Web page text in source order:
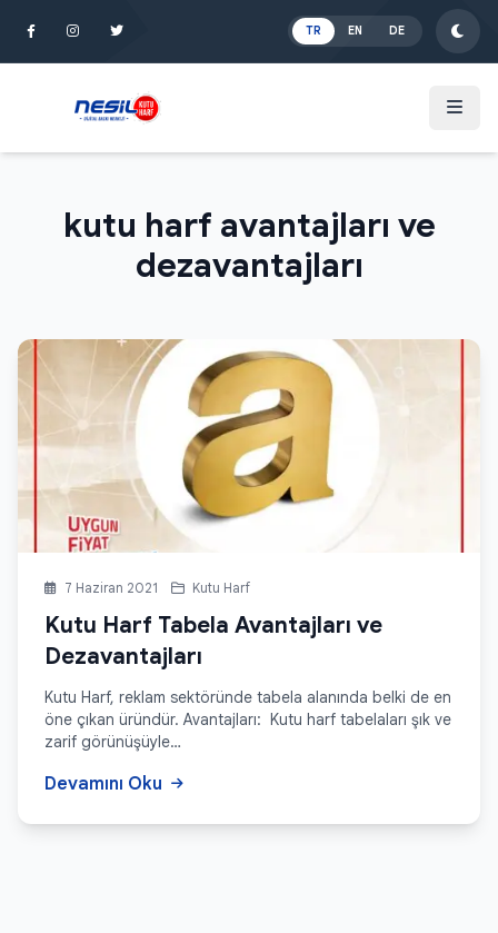
TR EN DE
kutu harf avantajları ve
dezavantajları
7 Haziran 2021 Kutu Harf
Kutu Harf Tabela Avantajları ve
Dezavantajları
Kutu Harf, reklam sektöründe tabela alanında belki de en
öne çıkan üründür. Avantajları: Kutu harf tabelaları şık ve
zarif görünüşüyle…
Devamını Oku